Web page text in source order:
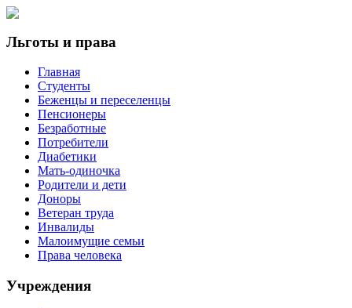
Льготы и права
Главная
Студенты
Беженцы и переселенцы
Пенсионеры
Безработные
Потребители
Диабетики
Мать-одиночка
Родители и дети
Доноры
Ветеран труда
Инвалиды
Малоимущие семьи
Права человека
Учреждения